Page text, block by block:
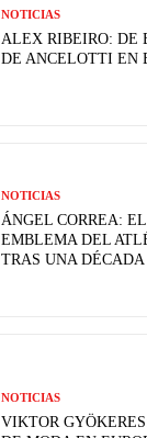
NOTICIAS
ALEX RIBEIRO: DE
DE ANCELOTTI EN
NOTICIAS
ÁNGEL CORREA:
EMBLEMA DEL
TRAS UNA DÉCADA
NOTICIAS
VIKTOR